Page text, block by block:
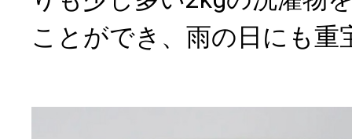
ことができ、雨の日にも重